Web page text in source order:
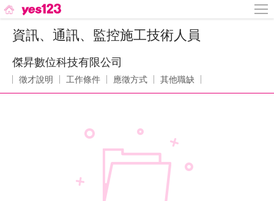
資訊、通訊、監控施工技術人員
傑昇數位科技有限公司
徵才說明 工作條件 應徵方式 其他職缺